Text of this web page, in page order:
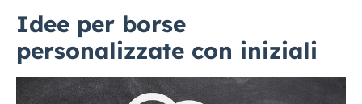
Idee per borse
personalizzate con iniziali